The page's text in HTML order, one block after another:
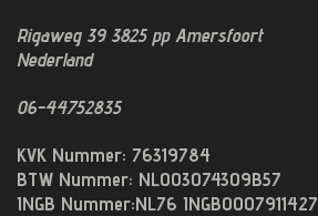
Rigaweg 39 3825 pp Amersfoort
Nederland
06-44752835
KVK Nummer: 76319784
BTW Nummer: NL003074309B57
INGB Nummer:NL76 INGB0007911427